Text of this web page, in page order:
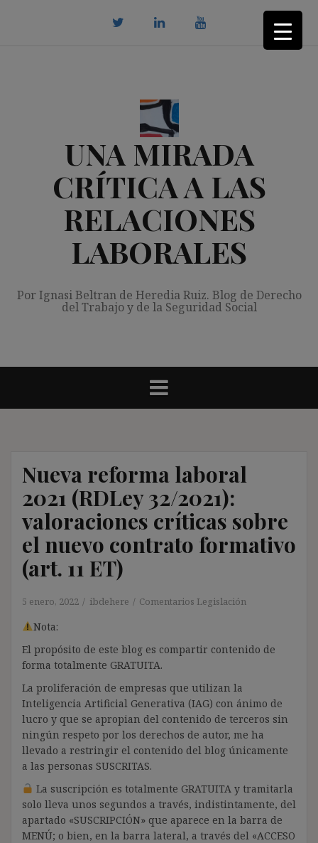
UNA MIRADA
CRÍTICA A LAS
RELACIONES
LABORALES
Por Ignasi Beltran de Heredia Ruiz. Blog de Derecho
del Trabajo y de la Seguridad Social
Nueva reforma laboral
2021 (RDLey 32/2021):
valoraciones críticas sobre
el nuevo contrato formativo
(art. 11 ET)
5 enero, 2022 ibdehere Comentarios Legislación
Nota:
El propósito de este blog es compartir contenido de
forma totalmente GRATUITA.
La proliferación de empresas que utilizan la
Inteligencia Artificial Generativa (IAG) con ánimo de
lucro y que se apropian del contenido de terceros sin
ningún respeto por los derechos de autor, me ha
llevado a restringir el contenido del blog únicamente
a las personas SUSCRITAS.
La suscripción es totalmente GRATUITA y tramitarla
solo lleva unos segundos a través, indistintamente, del
apartado «SUSCRIPCIÓN» que aparece en la barra de
MENÚ; o bien, en la barra lateral, a través del «ACCESO